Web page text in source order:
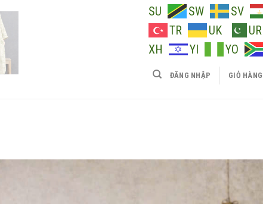
SU
SW SV
TR
UK UR
XH
YI YO
ĐĂNG NHẬP GIỎ